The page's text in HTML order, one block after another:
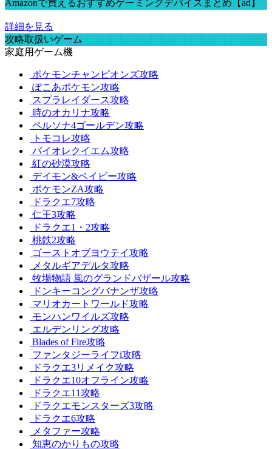
Amazonで買えるおすすめゲーミングデバイスまとめ【ad】
詳細を見る
攻略取扱いゲーム
家庭用ゲーム機
ポケモンチャンピオンズ攻略
ぽこあポケモン攻略
スプラレイダース攻略
時のオカリナ攻略
ペルソナ4ゴールデン攻略
トモコレ攻略
バイオレクイエム攻略
紅の砂漠攻略
デイモン&ベイビー攻略
ポケモンZA攻略
ドラクエ7攻略
仁王3攻略
ドラクエ1・2攻略
桃鉄2攻略
ゴーストオブヨウテイ攻略
メタルギアデルタ攻略
牧場物語 風のグランドバザール攻略
ドンキーコングバナンザ攻略
マリオカートワールド攻略
モンハンワイルズ攻略
エルデンリング攻略
Blades of Fire攻略
ファンタジーライフi攻略
ドラクエ3リメイク攻略
ドラクエ10オフライン攻略
ドラクエ11攻略
ドラクエモンスターズ3攻略
ドラクエ6攻略
メタファー攻略
知恵のかりもの攻略